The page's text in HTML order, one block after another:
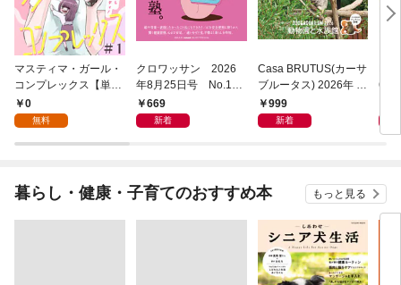
マスティマ・ガール・
コンプレックス【単
話】１
0
無料
クロワッサン 2026
年8月25日号 No.117
1 [大人のAI＆スマホ
塾。]
669
新着
Casa BRUTUS(カーサ
ブルータス) 2026年 9
月号 [もっと学べる！
動物園と水族館]
999
新着
6年
暮らし・健康・子育てのおすすめ本 もっと見る